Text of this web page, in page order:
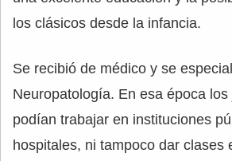
los clásicos desde la infancia.
Se recibió de médico y se
Neuropatología. En esa época
podían trabajar en instituciones
hospitales, ni tampoco dar clases